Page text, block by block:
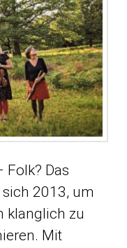
Folk? Das
2013, um
klanglich zu
Mit